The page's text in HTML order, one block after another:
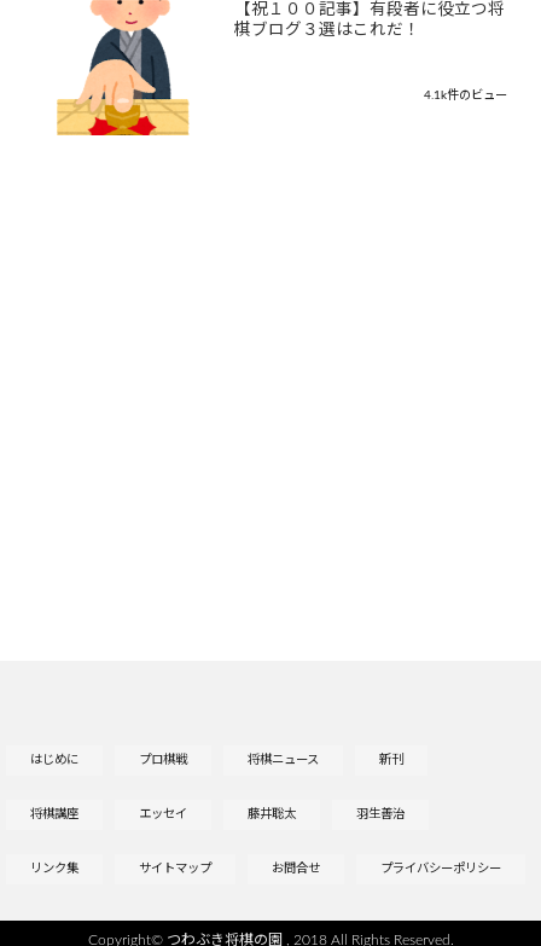
【祝１００記事】有段者に役立つ将
棋ブログ３選はこれだ！
4.1k件のビュー
はじめに プロ棋戦 将棋ニュース 新刊
将棋講座 エッセイ 藤井聡太 羽生善治
リンク集 サイトマップ お問合せ プライバシーポリシー
Copyright© つわぶき将棋の園 , 2018 All Rights Reserved.